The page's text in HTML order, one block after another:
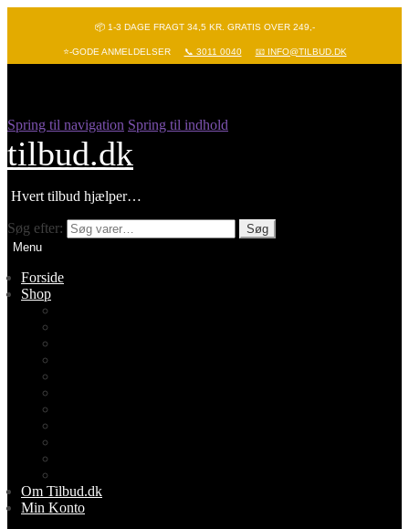
📦 1-3 DAGE FRAGT 34,5 KR. GRATIS OVER 249,-
⭐-GODE ANMELDELSER 📞 3011 0040 📧 INFO@TILBUD.DK
Spring til navigation Spring til indhold
tilbud.dk
Hvert tilbud hjælper…
Søg efter:
Søg
Menu
Forside
Shop
Om Tilbud.dk
Min Konto